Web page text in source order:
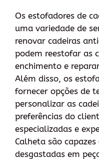
Os estofadores de
uma variedade de
renovar cadeiras
podem reestofar as
enchimento e
Além disso, os
fornecer opções de
personalizar as
preferências do
especializadas e
Calheta são
desgastadas em